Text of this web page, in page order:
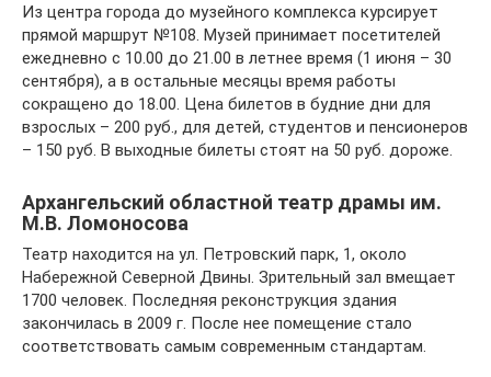
Из центра города до музейного комплекса курсирует
прямой маршрут №108. Музей принимает посетителей
ежедневно с 10.00 до 21.00 в летнее время (1 июня – 30
сентября), а в остальные месяцы время работы
сокращено до 18.00. Цена билетов в будние дни для
взрослых – 200 руб., для детей, студентов и пенсионеров
– 150 руб. В выходные билеты стоят на 50 руб. дороже.
Архангельский областной театр драмы им.
М.В. Ломоносова
Театр находится на ул. Петровский парк, 1, около
Набережной Северной Двины. Зрительный зал вмещает
1700 человек. Последняя реконструкция здания
закончилась в 2009 г. После нее помещение стало
соответствовать самым современным стандартам.